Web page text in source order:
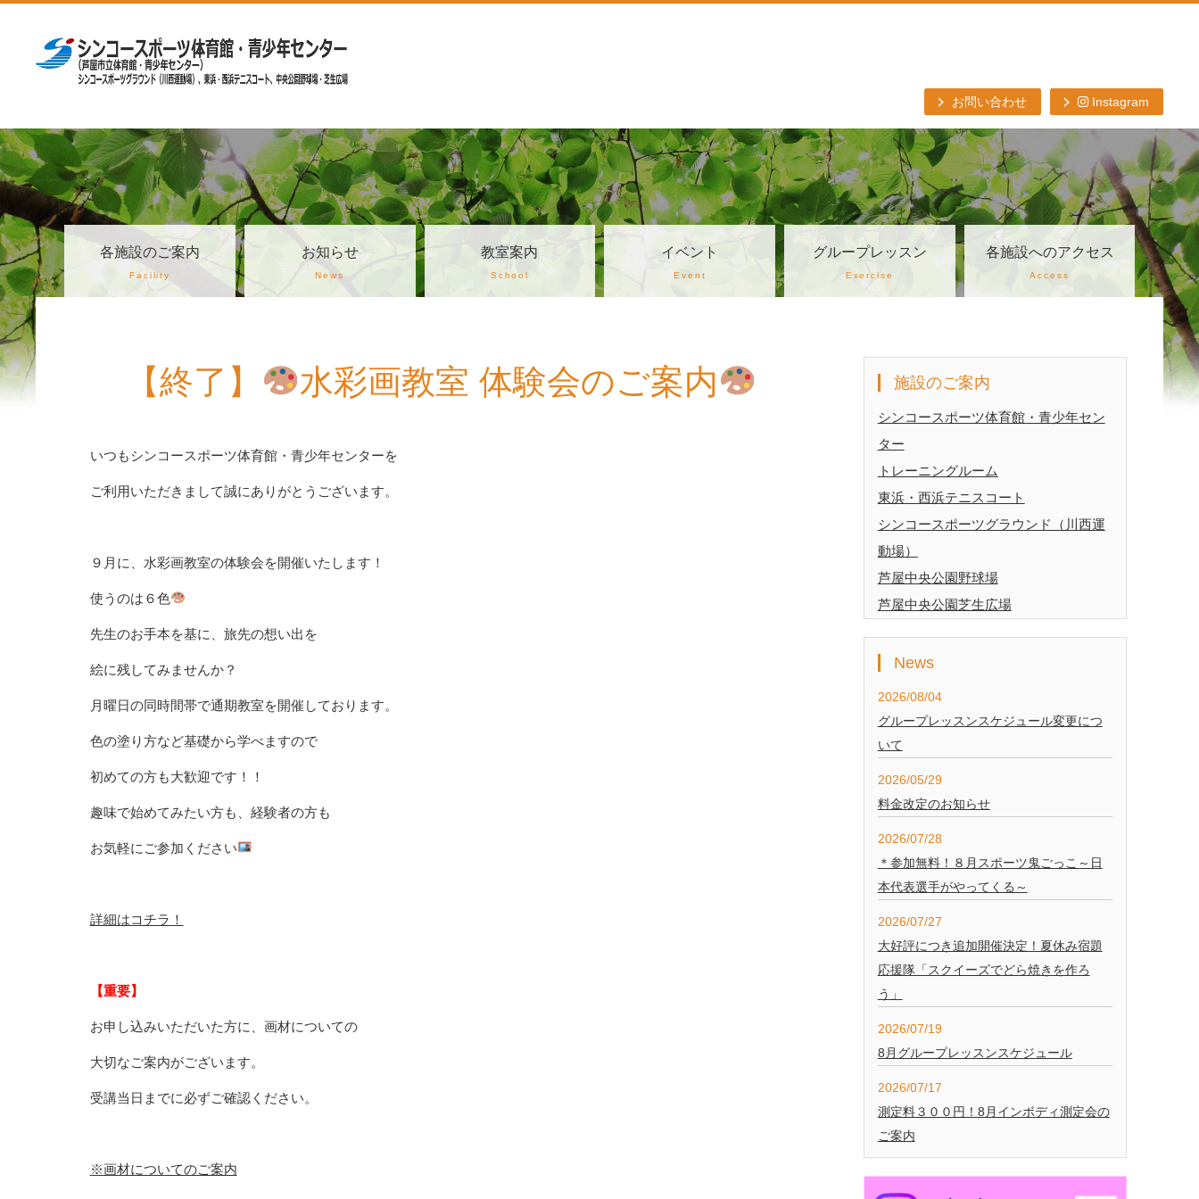
お問い合わせ Instagram
各施設のご案内
Facility
お知らせ
News
教室案内
School
イベント
Event
グループレッスン
Exercise
各施設へのアクセス
Access
【終了】 水彩画教室 体験会のご案内
いつもシンコースポーツ体育館・青少年センターを
ご利用いただきまして誠にありがとうございます。
９月に、水彩画教室の体験会を開催いたします！
使うのは６色
先生のお手本を基に、旅先の想い出を
絵に残してみませんか？
月曜日の同時間帯で通期教室を開催しております。
色の塗り方など基礎から学べますので
初めての方も大歓迎です！！
趣味で始めてみたい方も、経験者の方も
お気軽にご参加ください
詳細はコチラ！
【重要】
お申し込みいただいた方に、画材についての
大切なご案内がございます。
受講当日までに必ずご確認ください。
※画材についてのご案内
施設のご案内
シンコースポーツ体育館・青少年セン
ター
トレーニングルーム
東浜・西浜テニスコート
シンコースポーツグラウンド（川西運
動場）
芦屋中央公園野球場
芦屋中央公園芝生広場
News
2026/08/04
グループレッスンスケジュール変更につ
いて
2026/05/29
料金改定のお知らせ
2026/07/28
＊参加無料！８月スポーツ鬼ごっこ～日
本代表選手がやってくる～
2026/07/27
大好評につき追加開催決定！夏休み宿題
応援隊「スクイーズでどら焼きを作ろ
う」
2026/07/19
8月グループレッスンスケジュール
2026/07/17
測定料３００円！8月インボディ測定会の
ご案内